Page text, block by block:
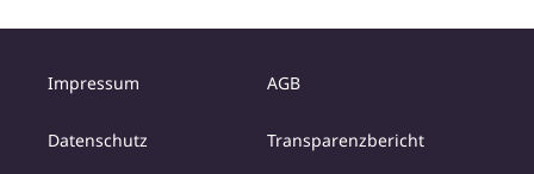
Impressum AGB
Datenschutz Transparenzbericht